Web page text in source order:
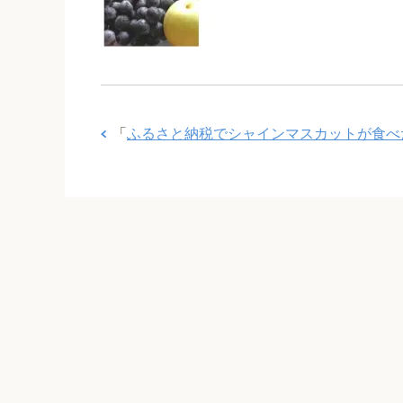
「 ふるさと納税でシャインマスカットが食べ